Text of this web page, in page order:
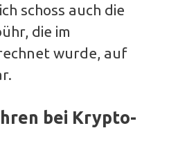
schoss auch die
die im
wurde, auf
bei Krypto-